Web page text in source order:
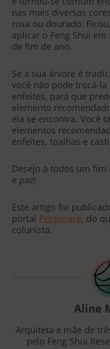
nas mais diversas
rosa ou dourado.
aplicar o Feng Shui
de fim de ano.
Se a sua árvore é
você não pode trocá-
enfeites, para que
elemento
ela se encontra. Você
elementos
enfeites, toalhas e
Desejo a todos um
e paz!
Este artigo foi
portal Personare, do
colunista.
Aline
Arquiteta e mãe de
pelo Feng Shui